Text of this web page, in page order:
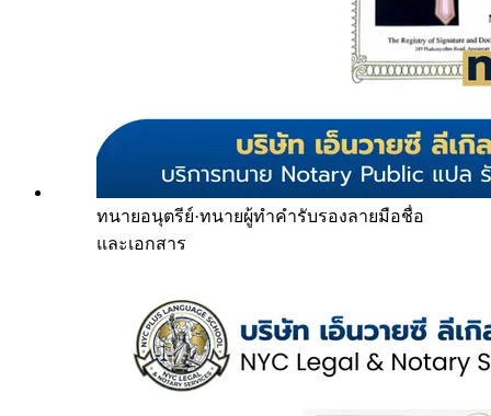
ทนายอนุตรีย์·ทนายผู้ทำคำรับรองลายมือชื่อ
และเอกสาร